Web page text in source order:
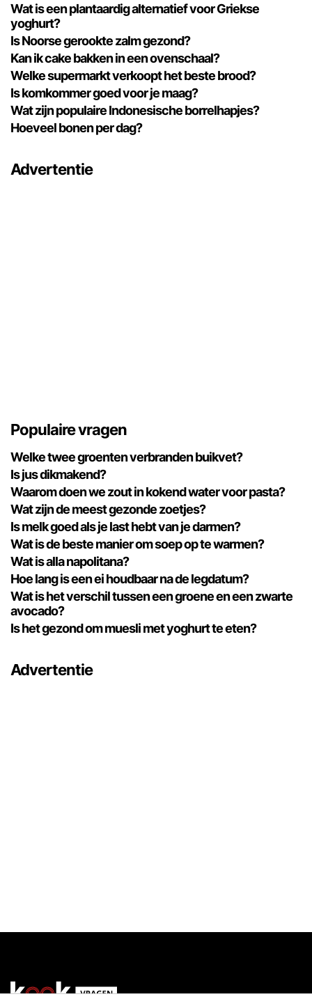
Wat is een plantaardig alternatief voor Griekse
yoghurt?
Is Noorse gerookte zalm gezond?
Kan ik cake bakken in een ovenschaal?
Welke supermarkt verkoopt het beste brood?
Is komkommer goed voor je maag?
Wat zijn populaire Indonesische borrelhapjes?
Hoeveel bonen per dag?
Advertentie
Populaire vragen
Welke twee groenten verbranden buikvet?
Is jus dikmakend?
Waarom doen we zout in kokend water voor pasta?
Wat zijn de meest gezonde zoetjes?
Is melk goed als je last hebt van je darmen?
Wat is de beste manier om soep op te warmen?
Wat is alla napolitana?
Hoe lang is een ei houdbaar na de legdatum?
Wat is het verschil tussen een groene en een zwarte
avocado?
Is het gezond om muesli met yoghurt te eten?
Advertentie